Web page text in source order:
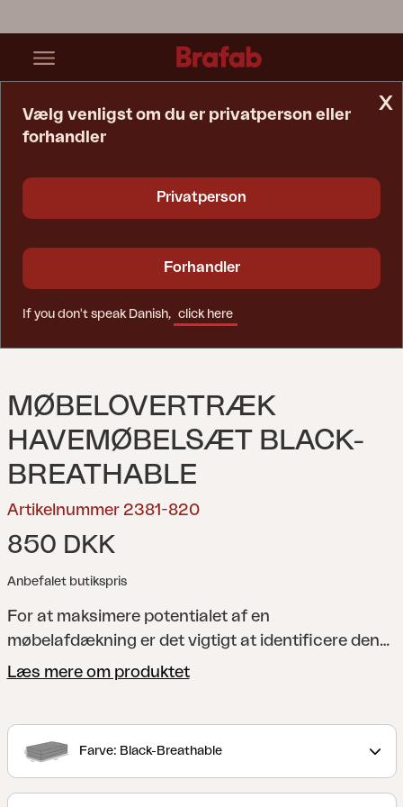
MØBELOVERTRÆK
HAVEMØBELSÆT BLACK-
BREATHABLE
Artikelnummer 2381-820
850 DKK
Anbefalet butikspris
For at maksimere potentialet af en
møbelafdækning er det vigtigt at identificere den
passende størrelse. Hvis møbelafdækningen er for
strækkes, hvilket medfører unødvendig slid på
materialet. Hvis møbelafdækningen er for stor, kan
Læs mere om produktet
Farve: Black-Breathable
x
Vælg venligst om du er privatperson eller
forhandler
Privatperson
Forhandler
If you don't speak Danish, click here